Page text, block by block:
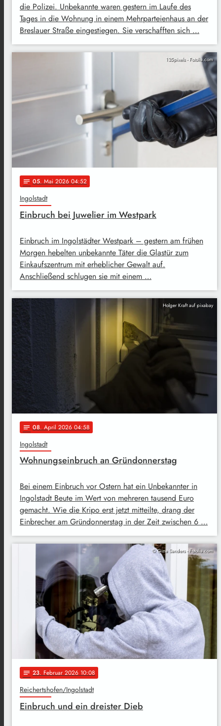
die Polizei. Unbekannte waren gestern im Laufe des
Tages in die Wohnung in einem Mehrparteienhaus an der
Breslauer Straße eingestiegen. Sie verschafften sich …
135pixels - Fotolia.com
notes 05. Mai 2026 04:52
Ingolstadt
Einbruch bei Juwelier im Westpark
Einbruch im Ingolstädter Westpark – gestern am frühen
Morgen hebelten unbekannte Täter die Glastür zum
Einkaufszentrum mit erheblicher Gewalt auf.
Anschließend schlugen sie mit einem …
Holger Kraft auf pixabay
notes 08. April 2026 04:58
Ingolstadt
Wohnungseinbruch an Gründonnerstag
Bei einem Einbruch vor Ostern hat ein Unbekannter in
Ingolstadt Beute im Wert von mehreren tausend Euro
gemacht. Wie die Kripo erst jetzt mitteilte, drang der
Einbrecher am Gründonnerstag in der Zeit zwischen 6 …
© Gina Sanders - Fotolia.com
notes 23. Februar 2026 10:08
Reichertshofen/Ingolstadt
Einbruch und ein dreister Dieb